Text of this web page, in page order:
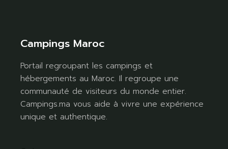
Campings Maroc
Portail regroupant les campings et
hébergements au Maroc. Il regroupe une
communauté de visiteurs du monde entier.
Campings.ma vous aide à vivre une expérience
unique et authentique.